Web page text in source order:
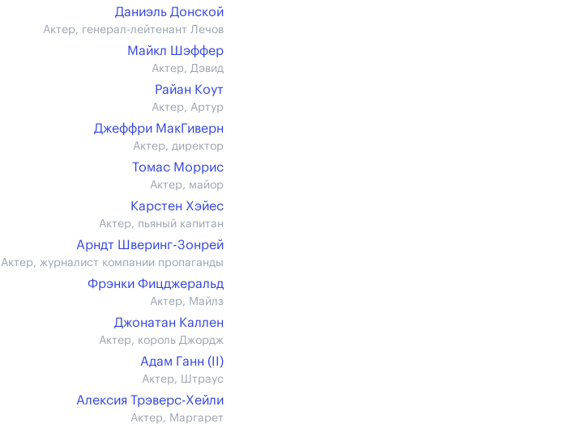
Даниэль Донской
Актер, генерал-лейтенант Лечов
Майкл Шэффер
Актер, Дэвид
Райан Коут
Актер, Артур
Джеффри МакГиверн
Актер, директор
Томас Моррис
Актер, майор
Карстен Хэйес
Актер, пьяный капитан
Арндт Шверинг-Зонрей
Актер, журналист компании пропаганды
Фрэнки Фицджеральд
Актер, Майлз
Джонатан Каллен
Актер, король Джордж
Адам Ганн (II)
Актер, Штраус
Алексия Трэверс-Хейли
Актер, Маргарет